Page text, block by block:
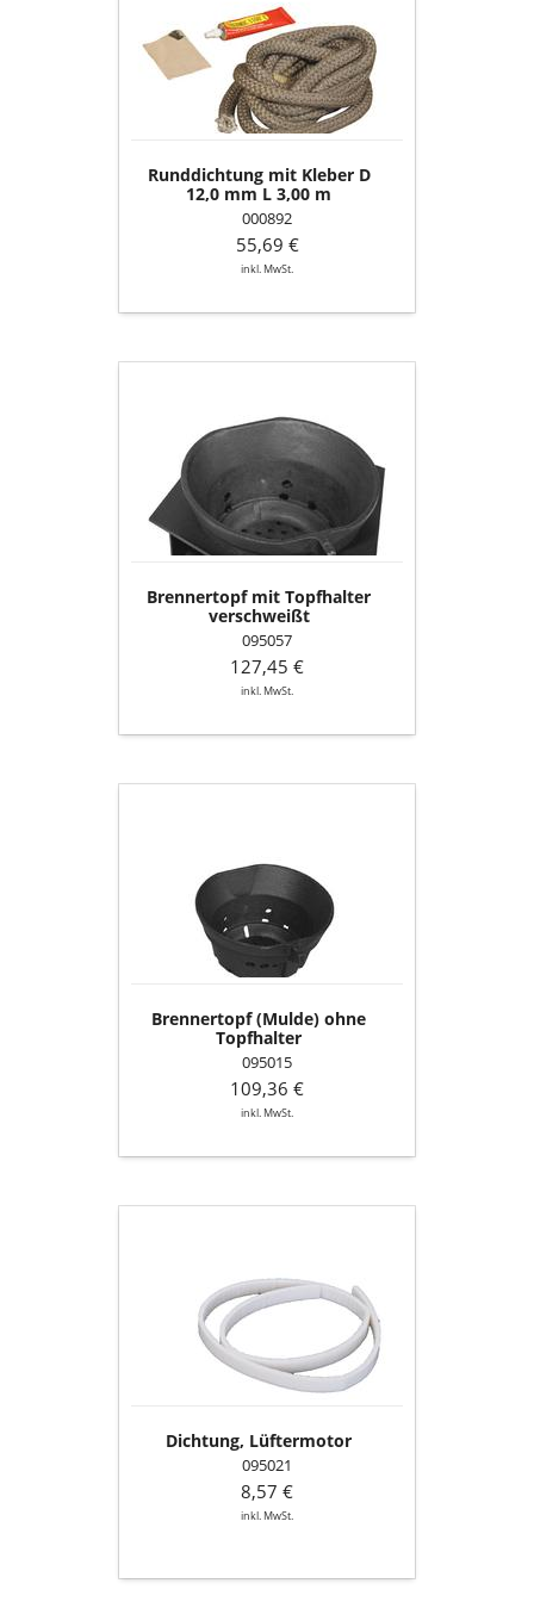
12,0
mm
Runddichtung mit Kleber D
12,0 mm L 3,00 m
000892
55,69 €
inkl. MwSt.
Topfhalter
verschweißt
Brennertopf mit Topfhalter
verschweißt
095057
127,45 €
inkl. MwSt.
Topfhalter
Brennertopf (Mulde) ohne
Topfhalter
095015
109,36 €
inkl. MwSt.
Dichtung, Lüftermotor
095021
8,57 €
inkl. MwSt.